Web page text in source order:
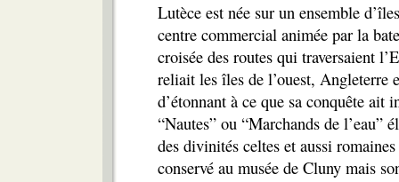
Lutèce est née sur un ensemble
centre commercial animée par la
croisée des routes qui traversaient
reliait les îles de l’ouest, Angleterre
d’étonnant à ce que sa conquête ait
“Nautes” ou “Marchands de l’eau”
des divinités celtes et aussi
conservé au musée de Cluny mais